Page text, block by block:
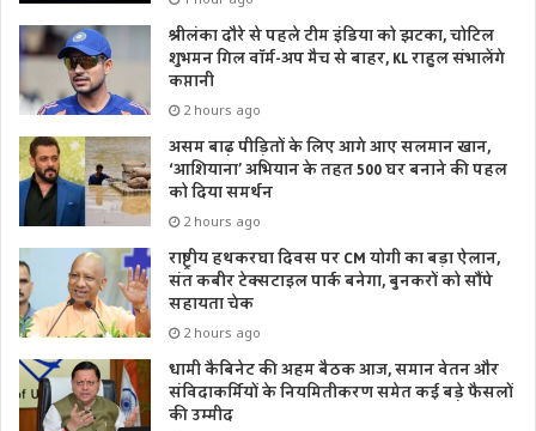
श्रीलंका दौरे से पहले टीम इंडिया को झटका, चोटिल
शुभमन गिल वॉर्म-अप मैच से बाहर, KL राहुल संभालेंगे
कप्तानी
2 hours ago
असम बाढ़ पीड़ितों के लिए आगे आए सलमान खान,
‘आशियाना’ अभियान के तहत 500 घर बनाने की पहल
को दिया समर्थन
2 hours ago
राष्ट्रीय हथकरघा दिवस पर CM योगी का बड़ा ऐलान,
संत कबीर टेक्सटाइल पार्क बनेगा, बुनकरों को सौंपे
सहायता चेक
2 hours ago
धामी कैबिनेट की अहम बैठक आज, समान वेतन और
संविदाकर्मियों के नियमितीकरण समेत कई बड़े फैसलों
की उम्मीद